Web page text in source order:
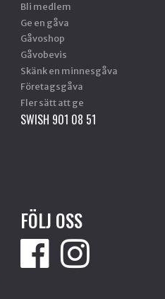
Bli medlem
Ge en gåva
Gåvoshop
Gåvobevis
Skänk en minnesgåva
Företagsgåva
Fler sätt att ge
SWISH 901 08 51
FÖLJ OSS